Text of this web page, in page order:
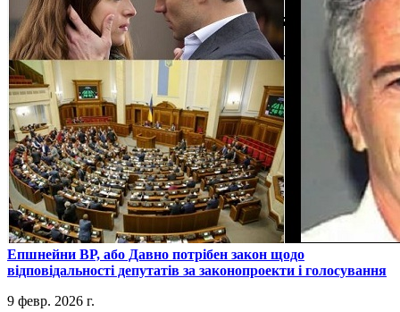
​Епшнейни ВР, або Давно потрібен закон щодо
відповідальності депутатів за законопроекти і голосування
9 февр. 2026 г.